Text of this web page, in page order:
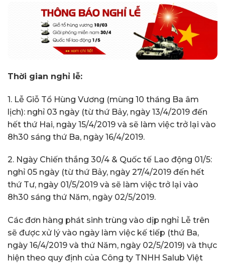
Thời gian nghỉ lễ:
1. Lễ Giỗ Tổ Hùng Vương (mùng 10 tháng Ba âm
lịch): nghỉ 03 ngày (từ thứ Bảy, ngày 13/4/2019 đến
hết thứ Hai, ngày 15/4/2019 và sẽ làm việc trở lại vào
8h30 sáng thứ Ba, ngày 16/4/2019.
2. Ngày Chiến thắng 30/4 & Quốc tế Lao động 01/5:
nghỉ 05 ngày (từ thứ Bảy, ngày 27/4/2019 đến hết
thứ Tư, ngày 01/5/2019 và sẽ làm việc trở lại vào
8h30 sáng thứ Năm, ngày 02/5/2019.
Các đơn hàng phát sinh trùng vào dịp nghỉ Lễ trên
sẽ được xử lý vào ngày làm việc kế tiếp (thứ Ba,
ngày 16/4/2019 và thứ Năm, ngày 02/5/2019) và thực
hiện theo quy định của Công ty TNHH Salub Việt